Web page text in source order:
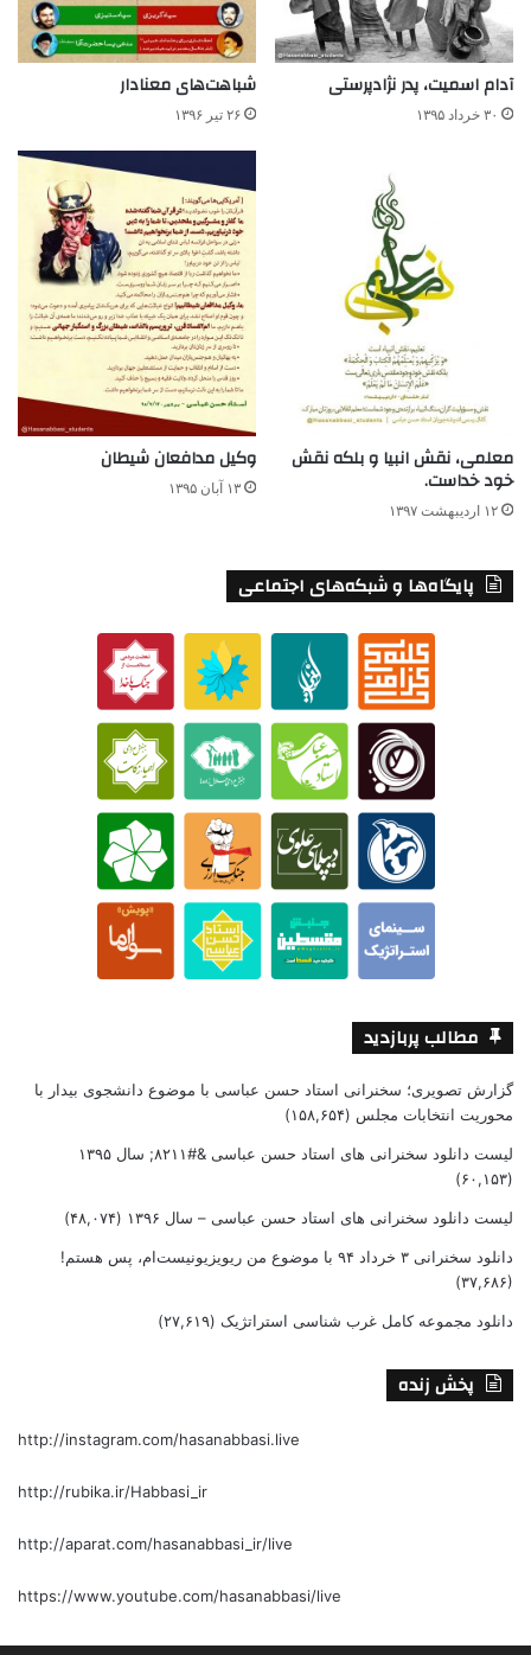
آدام اسمیت، پدر نژادپرستی
۳۰ خرداد ۱۳۹۵
شباهت‌های معنادار
۲۶ تیر ۱۳۹۶
معلمی، نقش انبیا و بلکه نقش
خود خداست.
۱۲ اردیبهشت ۱۳۹۷
وکیل مدافعان شیطان
۱۳ آبان ۱۳۹۵
پایگاه‌ها و شبکه‌های اجتماعی
مطالب پربازدید
گزارش تصویری؛ سخنرانی استاد حسن عباسی با موضوع دانشجوی بیدار با
محوریت انتخابات مجلس (۱۵۸,۶۵۴)
لیست دانلود سخنرانی های استاد حسن عباسی &#۸۲۱۱; سال ۱۳۹۵
(۶۰,۱۵۳)
لیست دانلود سخنرانی های استاد حسن عباسی – سال ۱۳۹۶ (۴۸,۰۷۴)
دانلود سخنرانی ۳ خرداد ۹۴ با موضوع من ریویزیونیست‌ام، پس هستم!
(۳۷,۶۸۶)
دانلود مجموعه کامل غرب شناسی استراتژیک (۲۷,۶۱۹)
پخش زنده
http://instagram.com/hasanabbasi.live
http://rubika.ir/Habbasi_ir
http://aparat.com/hasanabbasi_ir/live
https://www.youtube.com/hasanabbasi/live